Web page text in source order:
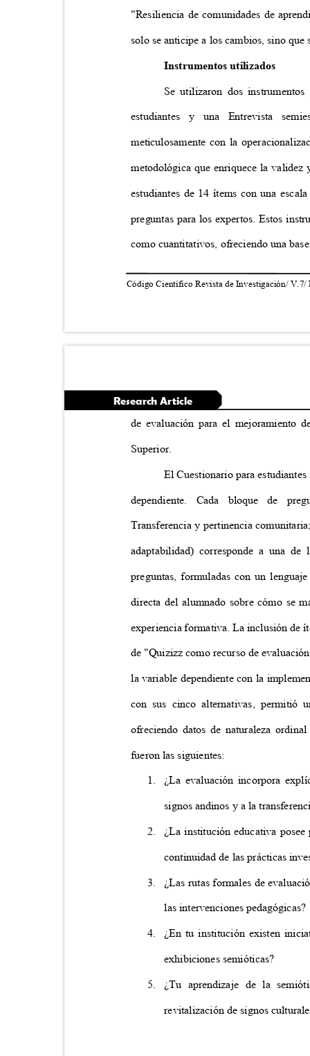
"Resiliencia de comunidades de
solo se anticipe a los cambios, sino
Instrumentos utilizados
Se utilizaron dos
estudiantes y una Entrevista
meticulosamente con la
metodológica que enriquece la
estudiantes de 14 ítems con una
preguntas para los expertos. Estos
como cuantitativos, ofreciendo una
Código Científico Revista de Investigación/
Research Article
de evaluación para el mejoramiento
Superior.
El Cuestionario para
dependiente. Cada bloque de
Transferencia y pertinencia
adaptabilidad) corresponde a una
preguntas, formuladas con un
directa del alumnado sobre cómo se
experiencia formativa. La inclusión de
de "Quizizz como recurso de
la variable dependiente con la
con sus cinco alternativas, permitió
ofreciendo datos de naturaleza
fueron las siguientes:
1. ¿La evaluación incorpora
signos andinos y a la
2. ¿La institución educativa
continuidad de las prácticas
3. ¿Las rutas formales de
las intervenciones
4. ¿En tu institución existen
exhibiciones semióticas?
5. ¿Tu aprendizaje de la
revitalización de signos